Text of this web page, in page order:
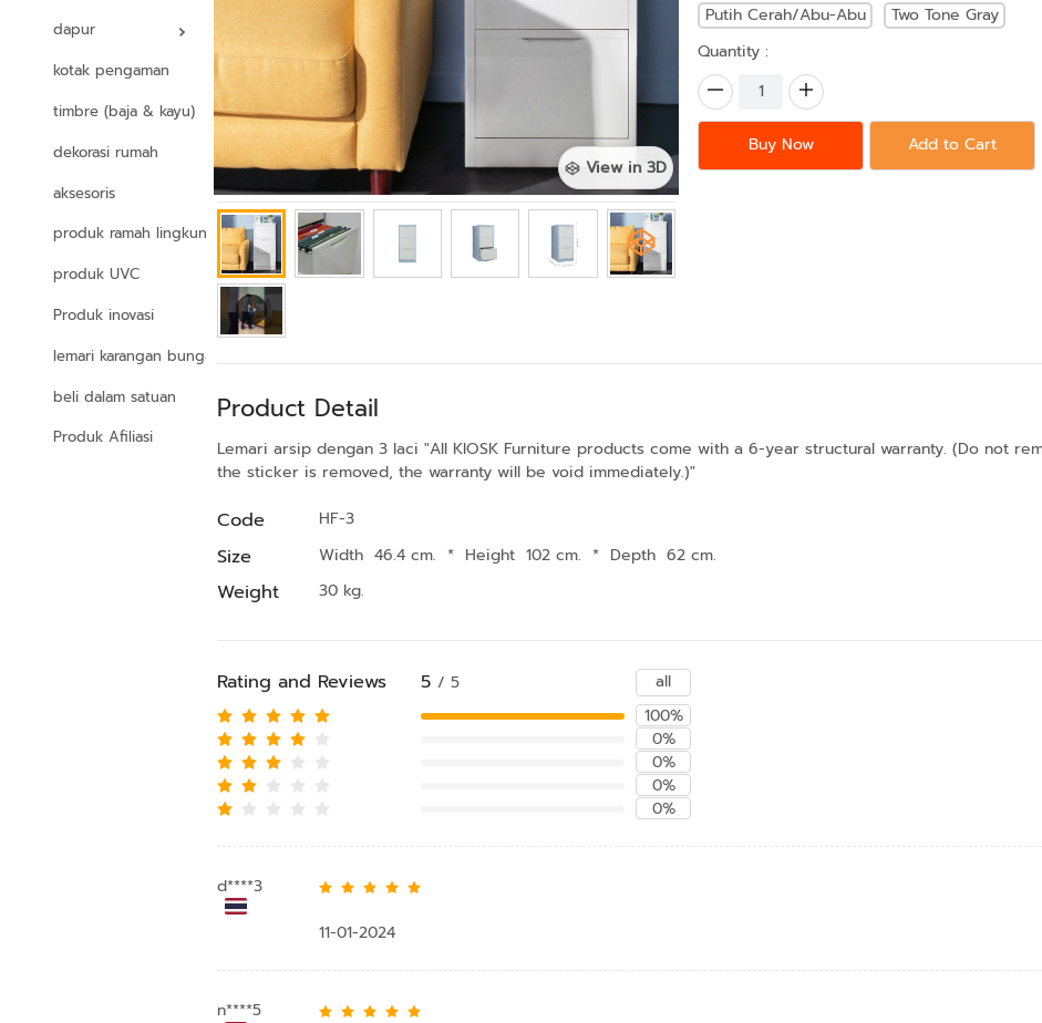
dapur
kotak pengaman
timbre (baja & kayu)
dekorasi rumah
aksesoris
produk ramah lingkungan
produk UVC
Produk inovasi
lemari karangan bunga
beli dalam satuan
Produk Afiliasi
View in 3D
Putih Cerah/Abu-Abu
Two Tone Gray
Quantity :
Buy Now Add to Cart
Product Detail
Lemari arsip dengan 3 laci "All KIOSK Furniture products come with a 6-year structural warranty. (Do not
the sticker is removed, the warranty will be void immediately.)"
Code HF-3
Size Width 46.4 cm. * Height 102 cm. * Depth 62 cm.
Weight 30 kg.
Rating and Reviews 5 / 5
all
100%
0%
0%
0%
0%
d****3
11-01-2024
n****5